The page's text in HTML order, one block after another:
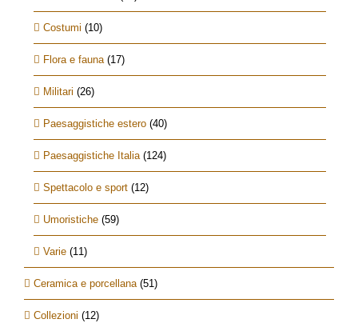
Costumi (10)
Flora e fauna (17)
Militari (26)
Paesaggistiche estero (40)
Paesaggistiche Italia (124)
Spettacolo e sport (12)
Umoristiche (59)
Varie (11)
Ceramica e porcellana (51)
Collezioni (12)